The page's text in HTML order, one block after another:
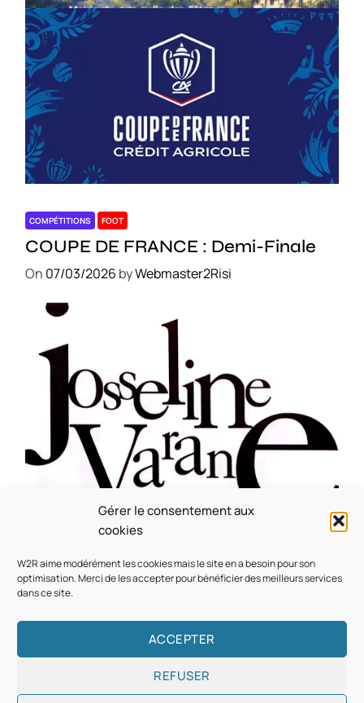
Gérer le consentement aux
cookies
W2R aime modérément les cookies mais le site en a besoin pour son
optimisation. Merci de les accepter pour bénéficier des meilleurs services
dans ce site.
ACCEPTER
REFUSER
COMPÉTITIONS FOOT
COUPE DE FRANCE : Demi-Finale
On 07/03/2026 byWebmaster2Risi
MUSICALE
Souvenir : 1996
On05/03/2026byWebmaster2Risi
Copyright © 2026